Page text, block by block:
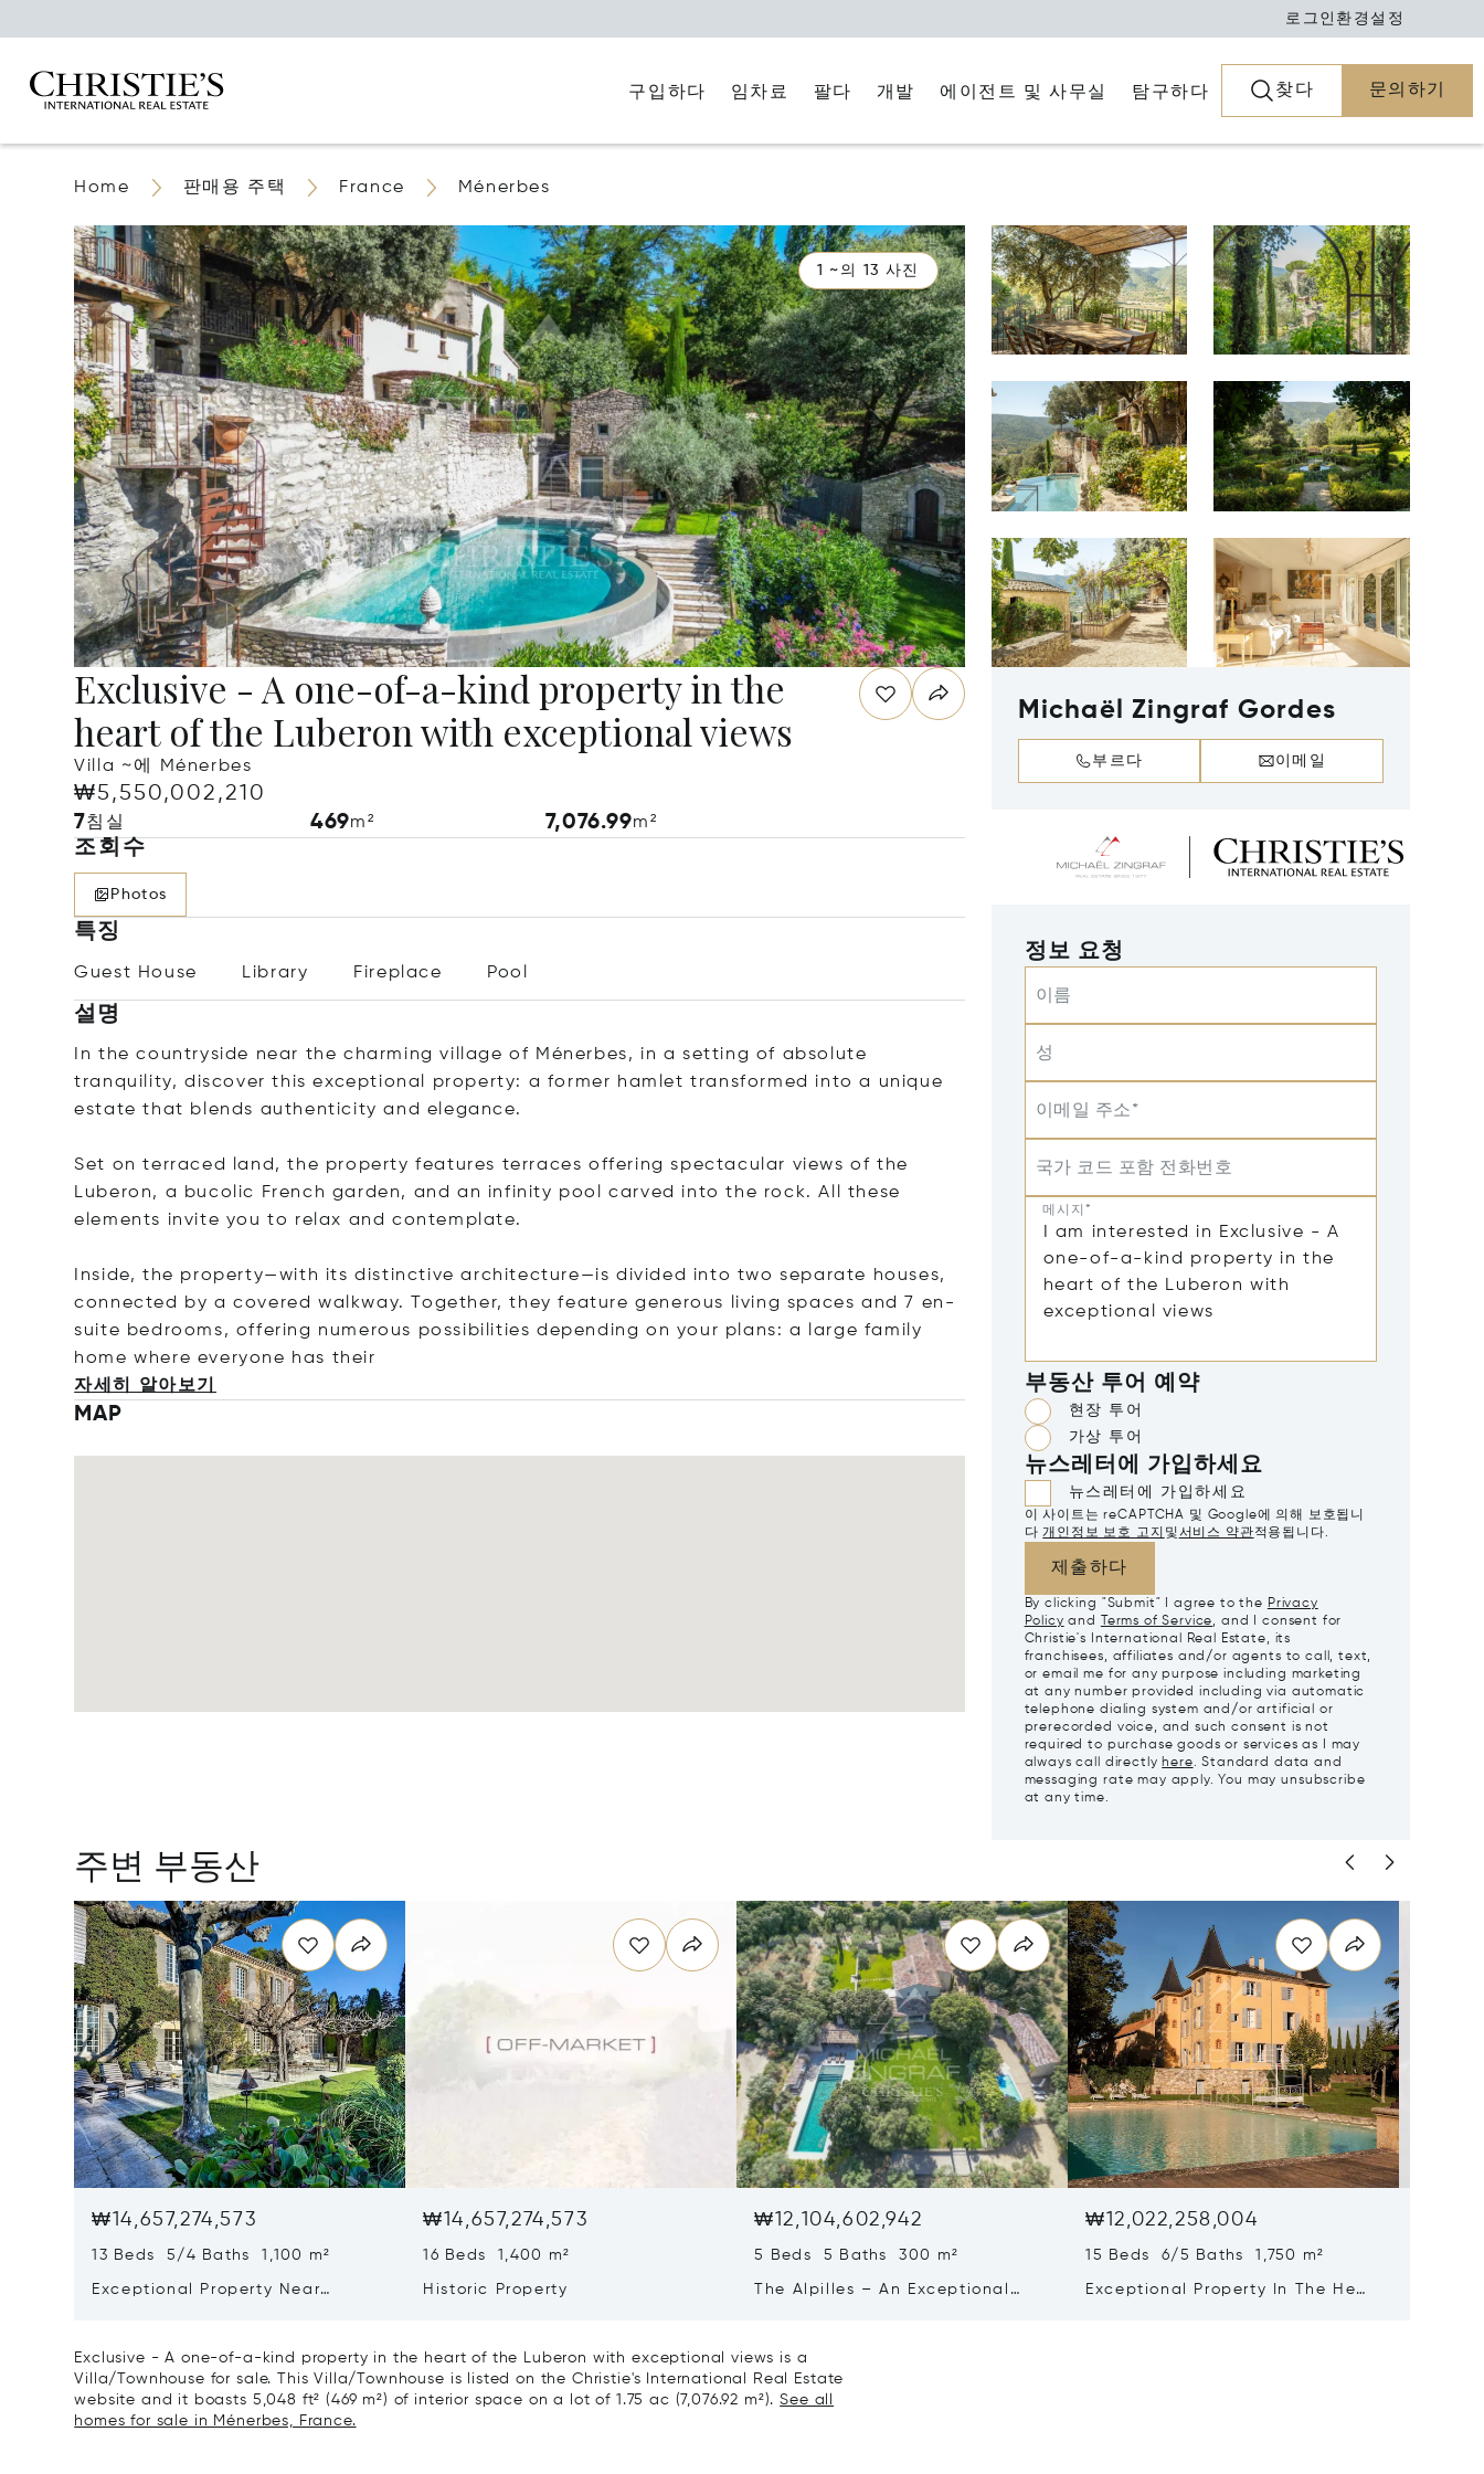
로그인 환경설정
구입하다 임차료 팔다 개발 에이전트 및 사무실 탐구하다 찾다 문의하기
Home 판매용 주택 France Ménerbes
1 ~의 13 사진
Exclusive - A one-of-a-kind property in the
heart of the Luberon with exceptional views
Villa ~에 Ménerbes
₩5,550,002,210
7침실 469m² 7,076.99m²
조회수
Photos
특징
Guest House Library Fireplace Pool
설명
In the countryside near the charming village of Ménerbes, in a setting of absolute
tranquility, discover this exceptional property: a former hamlet transformed into a unique
estate that blends authenticity and elegance.
Set on terraced land, the property features terraces offering spectacular views of the
Luberon, a bucolic French garden, and an infinity pool carved into the rock. All these
elements invite you to relax and contemplate.
Inside, the property—with its distinctive architecture—is divided into two separate houses,
connected by a covered walkway. Together, they feature generous living spaces and 7 en-
suite bedrooms, offering numerous possibilities depending on your plans: a large family
home where everyone has their
자세히 알아보기
MAP
Michaël Zingraf Gordes
부르다 이메일
정보 요청
이름
성
이메일 주소*
국가 코드 포함 전화번호
메시지*
부동산 투어 예약
현장 투어
가상 투어
뉴스레터에 가입하세요
뉴스레터에 가입하세요
이 사이트는 reCAPTCHA 및 Google에 의해 보호됩니
다 개인정보 보호 고지 및서비스 약관적용됩니다.
제출하다
By clicking "Submit" I agree to the Privacy
Policy and Terms of Service, and I consent for
Christie's International Real Estate, its
franchisees, affiliates and/or agents to call, text,
or email me for any purpose including marketing
at any number provided including via automatic
telephone dialing system and/or artificial or
prerecorded voice, and such consent is not
required to purchase goods or services as I may
always call directly here. Standard data and
messaging rate may apply. You may unsubscribe
at any time.
주변 부동산
₩14,657,274,573
13 Beds 5/4 Baths 1,100 m²
Exceptional Property Near
₩14,657,274,573
16 Beds 1,400 m²
Historic Property
₩12,104,602,942
5 Beds 5 Baths 300 m²
The Alpilles – An Exceptional
₩12,022,258,004
15 Beds 6/5 Baths 1,750 m²
Exceptional Property In The Heart
Exclusive - A one-of-a-kind property in the heart of the Luberon with exceptional views is a
Villa/Townhouse for sale. This Villa/Townhouse is listed on the Christie's International Real Estate
website and it boasts 5,048 ft² (469 m²) of interior space on a lot of 1.75 ac (7,076.92 m²).See all
homes for sale in Ménerbes, France.